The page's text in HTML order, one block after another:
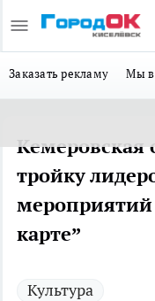
Заказать рекламу Мы в
Кемеровская
тройку
карте”
Культура